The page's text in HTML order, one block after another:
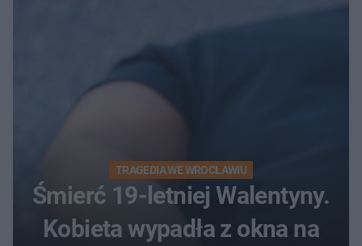
TRAGEDIA WE WROCŁAWIU
Śmierć 19-letniej Walentyny.
Kobieta wypadła z okna na